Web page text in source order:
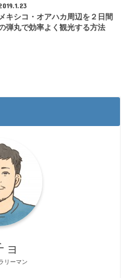
メキシコ・オアハカ周辺を２日間
弾丸で効率よく観光する方法
ョ
リーマン